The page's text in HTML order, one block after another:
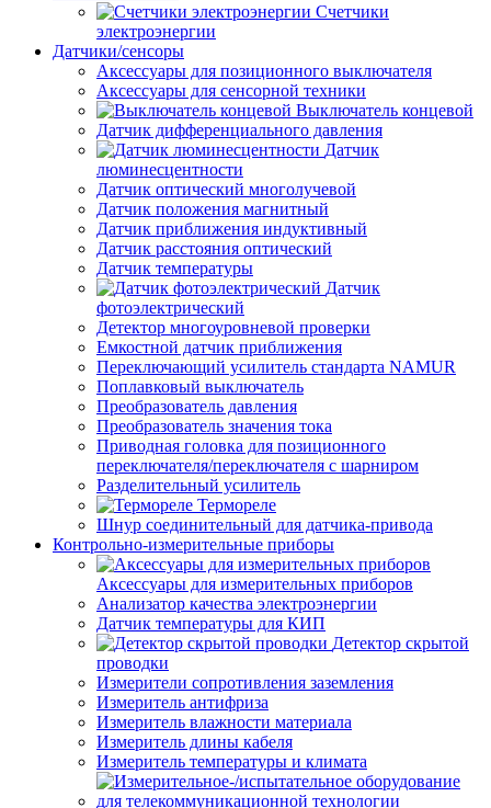
Счетчики
электроэнергии
Датчики/сенсоры
Аксессуары для позиционного выключателя
Аксессуары для сенсорной техники
Выключатель концевой
Датчик дифференциального давления
Датчик
люминесцентности
Датчик оптический многолучевой
Датчик положения магнитный
Датчик приближения индуктивный
Датчик расстояния оптический
Датчик температуры
Датчик
фотоэлектрический
Детектор многоуровневой проверки
Емкостной датчик приближения
Переключающий усилитель стандарта NAMUR
Поплавковый выключатель
Преобразователь давления
Преобразователь значения тока
Приводная головка для позиционного
переключателя/переключателя с шарниром
Разделительный усилитель
Термореле
Шнур соединительный для датчика-привода
Контрольно-измерительные приборы
Аксессуары для измерительных приборов
Анализатор качества электроэнергии
Датчик температуры для КИП
Детектор скрытой
проводки
Измерители сопротивления заземления
Измеритель антифриза
Измеритель влажности материала
Измеритель длины кабеля
Измеритель температуры и климата